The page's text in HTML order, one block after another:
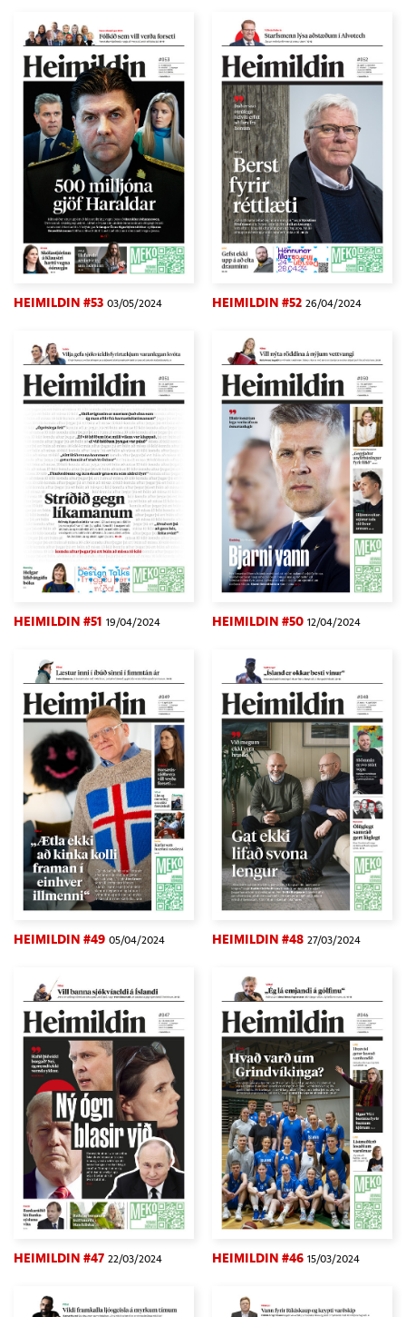
HEIMILDIN #53 03/05/2024 HEIMILDIN #52 26/04/2024
HEIMILDIN #51 19/04/2024 HEIMILDIN #50 12/04/2024
HEIMILDIN #49 05/04/2024 HEIMILDIN #48 27/03/2024
HEIMILDIN #47 22/03/2024 HEIMILDIN #46 15/03/2024